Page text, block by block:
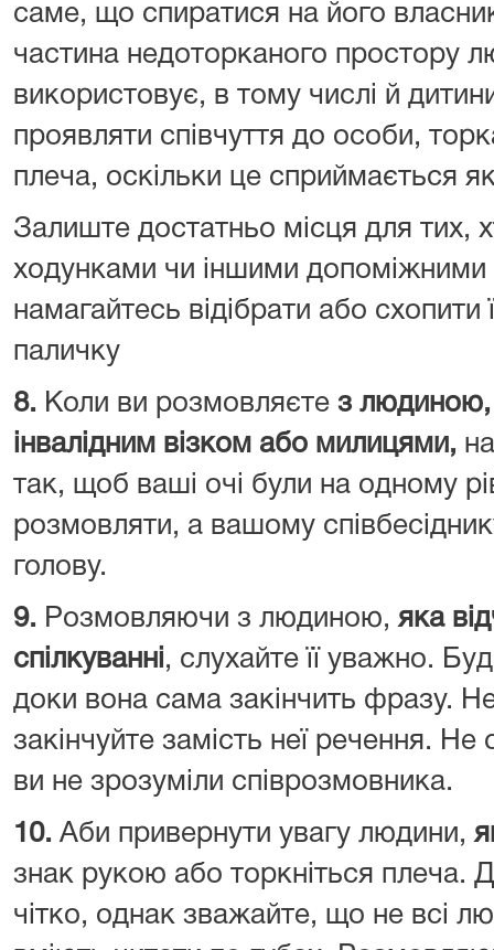
саме, що спиратися на його
частина недоторканого простору
використовує, в тому числі й
проявляти співчуття до особи,
плеча, оскільки це сприймається
Залиште достатньо місця для тих,
ходунками чи іншими допоміжними
намагайтесь відібрати або схопити
паличку
8. Коли ви розмовляєте з людиною,
інвалідним візком або милицями,
так, щоб ваші очі були на одному
розмовляти, а вашому
голову.
9. Розмовляючи з людиною,яка
спілкуванні, слухайте її уважно.
доки вона сама закінчить фразу.
закінчуйте замість неї речення.
ви не зрозуміли співрозмовника.
10. Аби привернути увагу людини,
знак рукою або торкніться плеча.
чітко, однак зважайте, що не всі